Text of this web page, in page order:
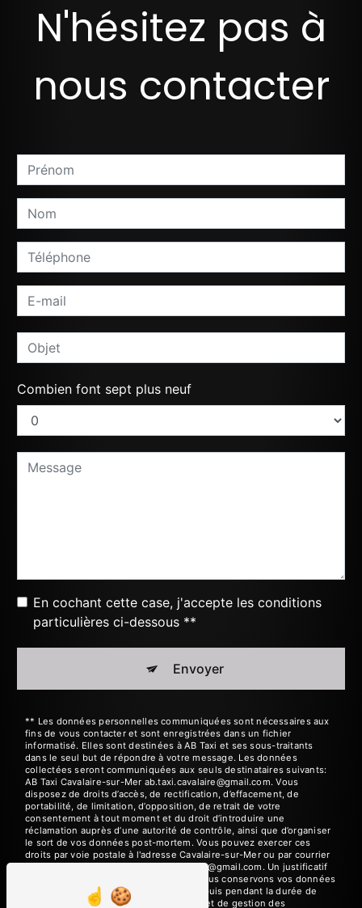
N'hésitez pas à
nous contacter
Combien font sept plus neuf
En cochant cette case, j'accepte les conditions
particulières ci-dessous **
Envoyer
** Les données personnelles communiquées sont nécessaires aux
fins de vous contacter et sont enregistrées dans un fichier
informatisé. Elles sont destinées à AB Taxi et ses sous-traitants
dans le seul but de répondre à votre message. Les données
collectées seront communiquées aux seuls destinataires suivants:
AB Taxi Cavalaire-sur-Mer ab.taxi.cavalaire@gmail.com. Vous
disposez de droits d’accès, de rectification, d’effacement, de
portabilité, de limitation, d’opposition, de retrait de votre
consentement à tout moment et du droit d’introduire une
réclamation auprès d’une autorité de contrôle, ainsi que d’organiser
le sort de vos données post-mortem. Vous pouvez exercer ces
droits par voie postale à l'adresse Cavalaire-sur-Mer ou par courrier
électronique à l'adresse ab.taxi.cavalaire@gmail.com. Un justificatif
d'identité pourra vous être demandé. Nous conservons vos données
pendant la période de prise de contact puis pendant la durée de
prescription légale aux fins probatoires et de gestion des